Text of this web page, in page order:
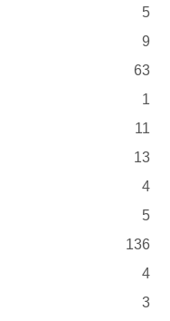
5
9
63
1
11
13
4
5
136
4
3